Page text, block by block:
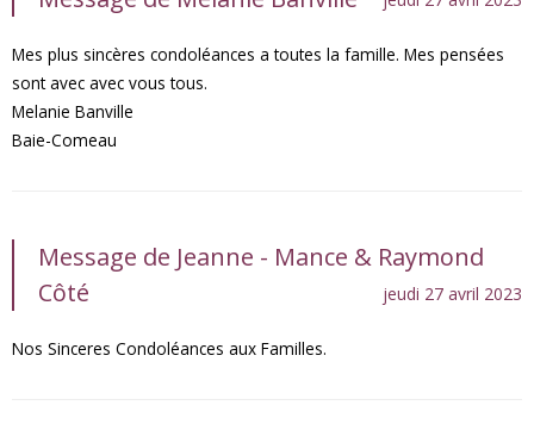
Mes plus sincères condoléances a toutes la famille. Mes pensées
sont avec avec vous tous.
Melanie Banville
Baie-Comeau
Message de Jeanne - Mance & Raymond
Côté
jeudi 27 avril 2023
Nos Sinceres Condoléances aux Familles.